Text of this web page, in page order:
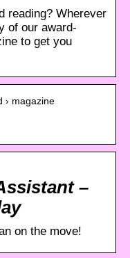
reading? Wherever
of our award-
to get you
› magazine
–
on the move!